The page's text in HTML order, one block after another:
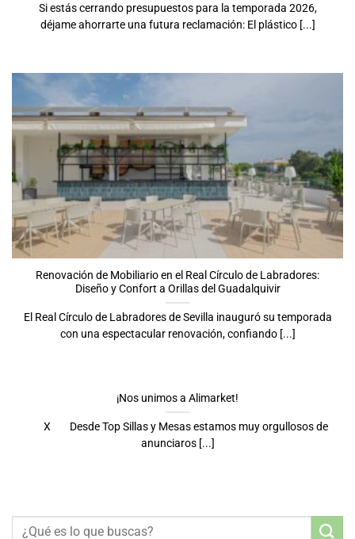
Si estás cerrando presupuestos para la temporada 2026,
déjame ahorrarte una futura reclamación: El plástico [...]
Renovación de Mobiliario en el Real Círculo de Labradores:
Diseño y Confort a Orillas del Guadalquivir
El Real Círculo de Labradores de Sevilla inauguró su temporada
con una espectacular renovación, confiando [...]
¡Nos unimos a Alimarket!
X Desde Top Sillas y Mesas estamos muy orgullosos de
anunciaros [...]